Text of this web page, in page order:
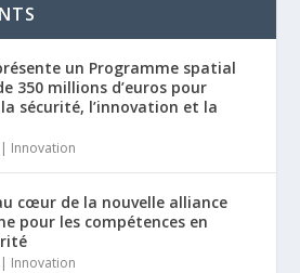
un Programme spatial
350 millions d’euros pour
sécurité, l’innovation et la
| Innovation
cœur de la nouvelle alliance
pour les compétences en
| Innovation